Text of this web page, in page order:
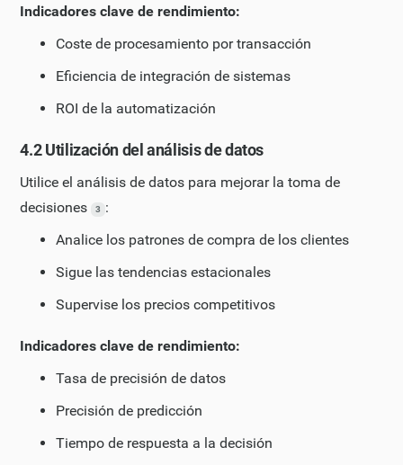
Indicadores clave de rendimiento:
Coste de procesamiento por transacción
Eficiencia de integración de sistemas
ROI de la automatización
4.2 Utilización del análisis de datos
Utilice el análisis de datos para mejorar la toma de
decisiones
3
:
Analice los patrones de compra de los clientes
Sigue las tendencias estacionales
Supervise los precios competitivos
Indicadores clave de rendimiento:
Tasa de precisión de datos
Precisión de predicción
Tiempo de respuesta a la decisión